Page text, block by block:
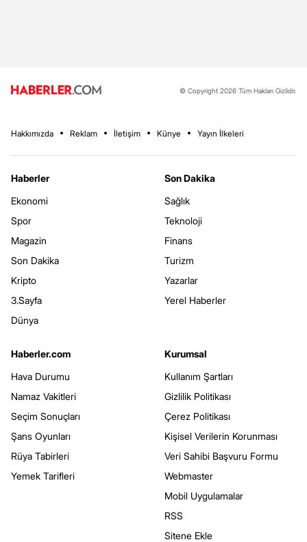
© Copyright 2026 Tüm Hakları Gizlidir.
Hakkımızda Reklam İletişim Künye Yayın İlkeleri
Haberler
Ekonomi
Spor
Magazin
Son Dakika
Kripto
3.Sayfa
Dünya
Son Dakika
Sağlık
Teknoloji
Finans
Turizm
Yazarlar
Yerel Haberler
Haberler.com
Hava Durumu
Namaz Vakitleri
Seçim Sonuçları
Şans Oyunları
Rüya Tabirleri
Yemek Tarifleri
Kurumsal
Kullanım Şartları
Gizlilik Politikası
Çerez Politikası
Kişisel Verilerin Korunması
Veri Sahibi Başvuru Formu
Webmaster
Mobil Uygulamalar
RSS
Sitene Ekle